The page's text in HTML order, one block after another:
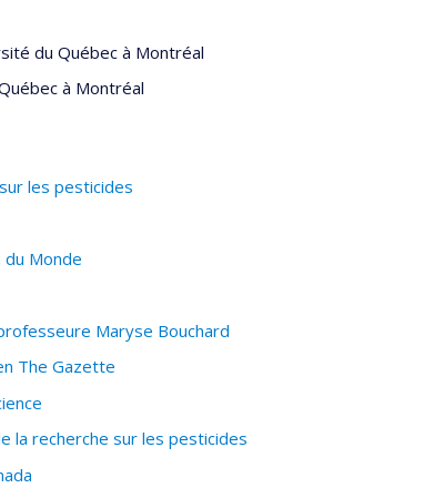
du Québec à Montréal
à Montréal
les pesticides
Monde
Maryse Bouchard
The Gazette
la recherche sur les pesticides